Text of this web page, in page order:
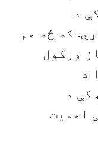
د
که څه هم
ورکول
د
کې د
اهمیت